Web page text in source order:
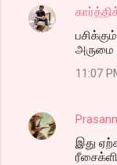
அருமை
11:07
இது